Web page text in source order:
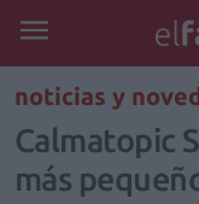
noticias y
Calmatopic
más